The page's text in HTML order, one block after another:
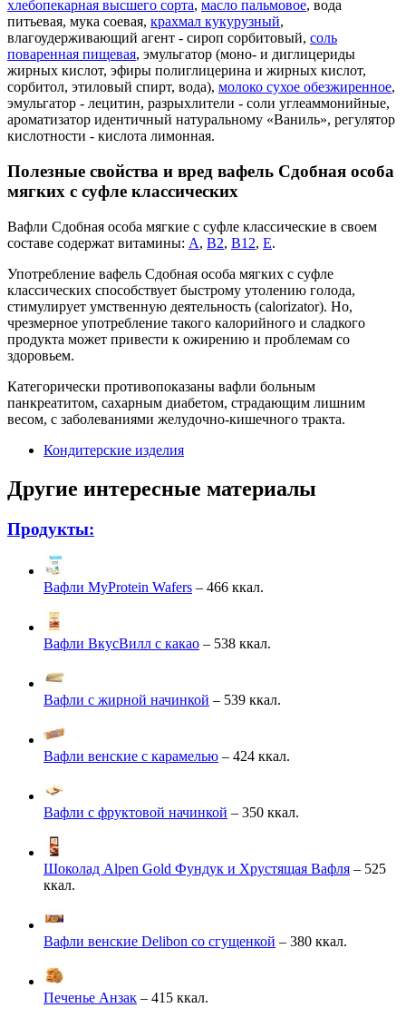
хлебопекарная высшего сорта, масло пальмовое, вода
питьевая, мука соевая, крахмал кукурузный,
влагоудерживающий агент - сироп сорбитовый, соль
поваренная пищевая, эмульгатор (моно- и диглицериды
жирных кислот, эфиры полиглицерина и жирных кислот,
сорбитол, этиловый спирт, вода), молоко сухое обезжиренное,
эмульгатор - лецитин, разрыхлители - соли углеаммонийные,
ароматизатор идентичный натуральному «Ваниль», регулятор
кислотности - кислота лимонная.
Полезные свойства и вред вафель Сдобная особа
мягких с суфле классических
Вафли Сдобная особа мягкие с суфле классические в своем
составе содержат витамины: А, В2, В12, Е.
Употребление вафель Сдобная особа мягких с суфле
классических способствует быстрому утолению голода,
стимулирует умственную деятельность (calorizator). Но,
чрезмерное употребление такого калорийного и сладкого
продукта может привести к ожирению и проблемам со
здоровьем.
Категорически противопоказаны вафли больным
панкреатитом, сахарным диабетом, страдающим лишним
весом, с заболеваниями желудочно-кишечного тракта.
Кондитерские изделия
Другие интересные материалы
Продукты:
Вафли MyProtein Wafers – 466 ккал.
Вафли ВкусВилл с какао – 538 ккал.
Вафли с жирной начинкой – 539 ккал.
Вафли венские с карамелью – 424 ккал.
Вафли с фруктовой начинкой – 350 ккал.
Шоколад Alpen Gold Фундук и Хрустящая Вафля – 525
ккал.
Вафли венские Delibon со сгущенкой – 380 ккал.
Печенье Анзак – 415 ккал.